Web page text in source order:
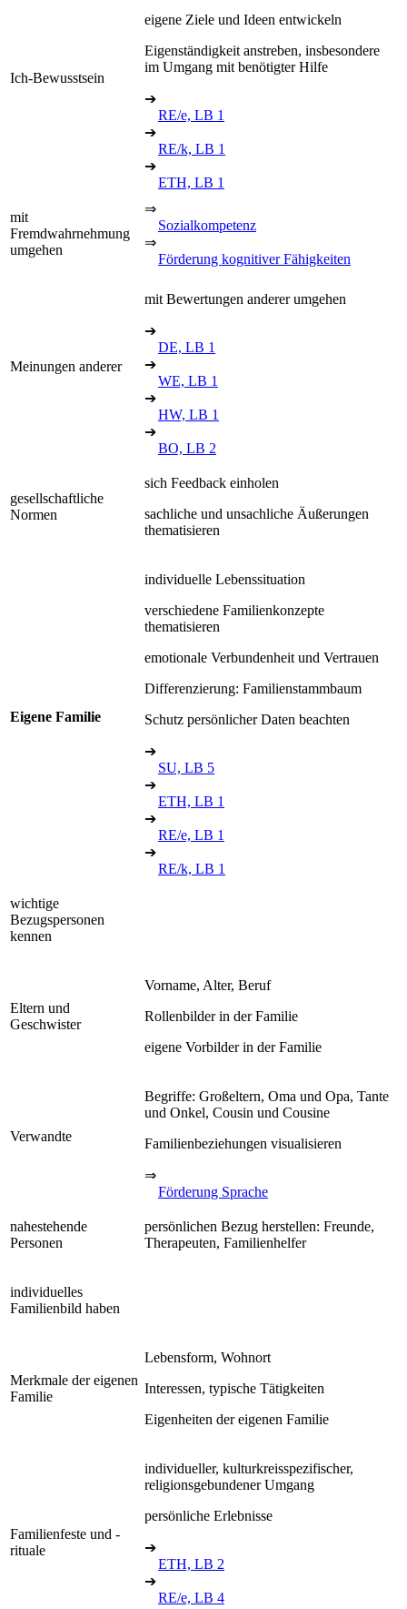
Ich-Bewusstsein
eigene Ziele und Ideen entwickeln
Eigenständigkeit anstreben, insbesondere
im Umgang mit benötigter Hilfe
➔
RE/e, LB 1
➔
RE/k, LB 1
➔
ETH, LB 1
mit
Fremdwahrnehmung
umgehen
⇒
Sozialkompetenz
⇒
Förderung kognitiver Fähigkeiten
Meinungen anderer
mit Bewertungen anderer umgehen
➔
DE, LB 1
➔
WE, LB 1
➔
HW, LB 1
➔
BO, LB 2
gesellschaftliche
Normen
sich Feedback einholen
sachliche und unsachliche Äußerungen
thematisieren
Eigene Familie
individuelle Lebenssituation
verschiedene Familienkonzepte
thematisieren
emotionale Verbundenheit und Vertrauen
Differenzierung: Familienstammbaum
Schutz persönlicher Daten beachten
➔
SU, LB 5
➔
ETH, LB 1
➔
RE/e, LB 1
➔
RE/k, LB 1
wichtige
Bezugspersonen
kennen
Eltern und
Geschwister
Vorname, Alter, Beruf
Rollenbilder in der Familie
eigene Vorbilder in der Familie
Verwandte
Begriffe: Großeltern, Oma und Opa, Tante
und Onkel, Cousin und Cousine
Familienbeziehungen visualisieren
⇒
Förderung Sprache
nahestehende
Personen
persönlichen Bezug herstellen: Freunde,
Therapeuten, Familienhelfer
individuelles
Familienbild haben
Merkmale der eigenen
Familie
Lebensform, Wohnort
Interessen, typische Tätigkeiten
Eigenheiten der eigenen Familie
Familienfeste und -
rituale
individueller, kulturkreisspezifischer,
religionsgebundener Umgang
persönliche Erlebnisse
➔
ETH, LB 2
➔
RE/e, LB 4